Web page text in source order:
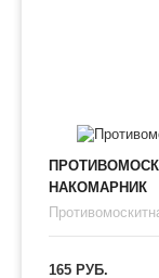
НАКОМАРНИК
165 РУБ.